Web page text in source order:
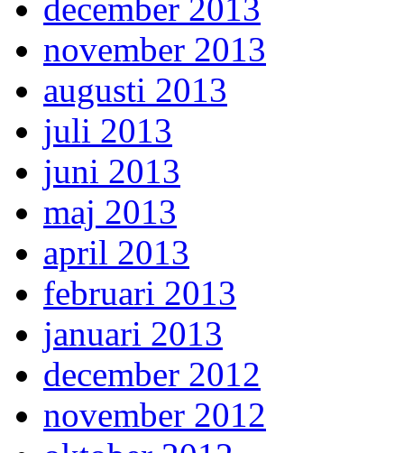
december 2013
november 2013
augusti 2013
juli 2013
juni 2013
maj 2013
april 2013
februari 2013
januari 2013
december 2012
november 2012